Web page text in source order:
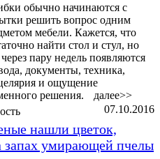
обычно начинаются с
решить вопрос одним
мебели. Кажется, что
найти стол и стул, но
пару недель появляются
документы, техника,
и ощущение
решения.
далее>>
07.10.2016
нашли цветок,
запах умирающей пчелы